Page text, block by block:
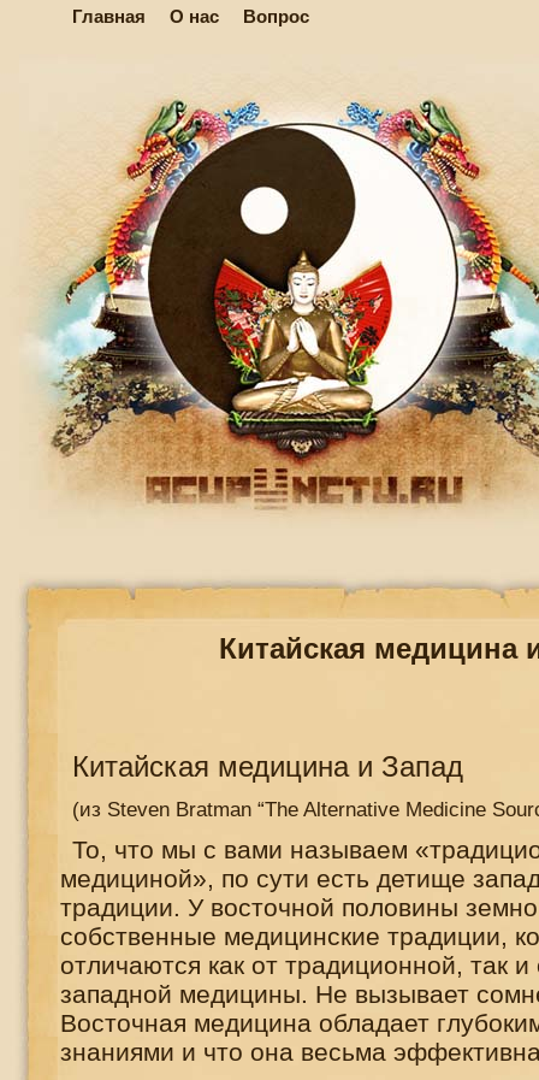
Главная О нас Вопрос
Китайская медицина
Китайская медицина и Запад
(из Steven Bratman “The Alternative Medicine
То, что мы с вами называем
медициной», по сути есть детище
традиции. У восточной половины
собственные медицинские традиции,
отличаются как от традиционной, так
западной медицины. Не вызывает
Восточная медицина обладает
знаниями и что она весьма